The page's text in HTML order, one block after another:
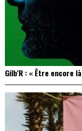
Gilb’R : « Être encore